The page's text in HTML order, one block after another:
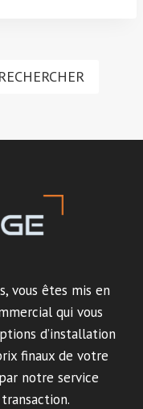
RECHERCHER
vous êtes mis en
qui vous
d’installation
finaux de votre
notre service